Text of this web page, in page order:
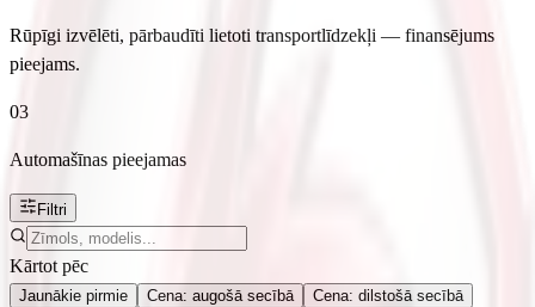
Rūpīgi izvēlēti, pārbaudīti lietoti transportlīdzekļi — finansējums
pieejams.
03
Automašīnas pieejamas
Filtri
Kārtot pēc
Jaunākie pirmie Cena: augošā secībā Cena: dilstošā secībā